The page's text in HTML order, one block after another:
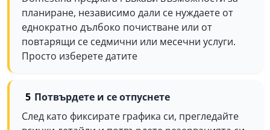
планиране, независимо дали се нуждаете от
еднократно дълбоко почистване или от
повтарящи се седмични или месечни услуги.
Просто изберете датите
Потвърдете и се отпуснете
След като фиксирате графика си, прегледайте